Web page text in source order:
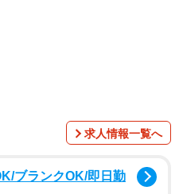
求人情報一覧へ
ブランクOK/即日勤